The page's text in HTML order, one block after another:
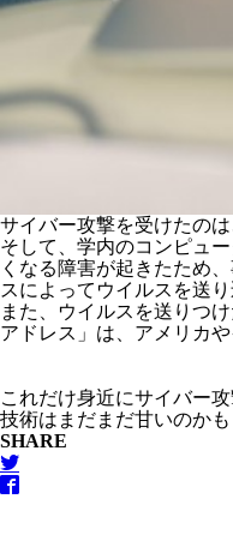
サイバー攻撃を受けたの
そして、学内のコンピュ
くなる障害が起きたため
スによってウイルスを送
また、ウイルスを送りつ
アドレス」は、アメリカ
これだけ身近にサイバー
技術はまだまだ甘いのかも
SHARE